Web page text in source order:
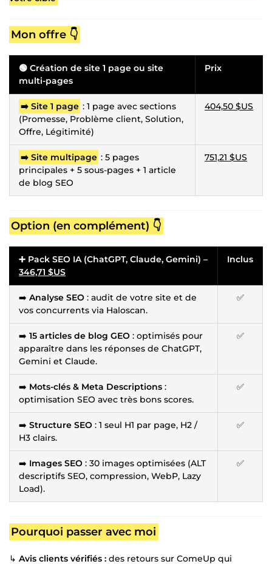
Mon offre 👇
🟢 Création de site 1 page ou site
multi-pages
Prix
➡️ Site 1 page : 1 page avec sections
(Promesse, Problème client, Solution,
Offre, Légitimité)
404,50 $US
➡️ Site multipage : 5 pages
principales + 5 sous-pages + 1 article
de blog SEO
751,21 $US
Option (en complément) 👇
➕ Pack SEO IA (ChatGPT, Claude, Gemini) –
346,71 $US
Inclus
➡️ Analyse SEO : audit de votre site et de
vos concurrents via Haloscan.
✅
➡️ 15 articles de blog GEO : optimisés pour
apparaître dans les réponses de ChatGPT,
Gemini et Claude.
✅
➡️ Mots-clés & Meta Descriptions :
optimisation SEO avec très bons scores.
✅
➡️ Structure SEO : 1 seul H1 par page, H2 /
H3 clairs.
✅
➡️ Images SEO : 30 images optimisées (ALT
descriptifs SEO, compression, WebP, Lazy
Load).
✅
Pourquoi passer avec moi
↳ Avis clients vérifiés : des retours sur ComeUp qui